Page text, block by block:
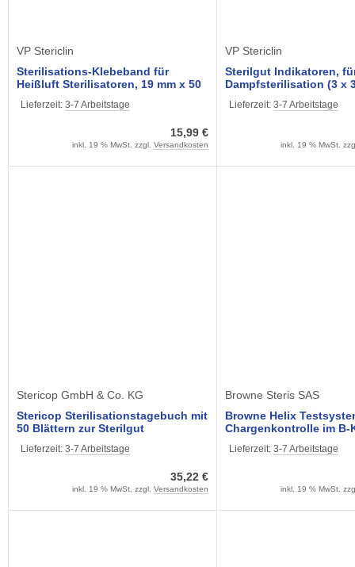
VP Stericlin
Sterilisations-Klebeband für
Heißluft Sterilisatoren, 19 mm x 50
Lieferzeit: 3-7 Arbeitstage
15,99 €
inkl. 19 % MwSt. zzgl. Versandkosten
VP Stericlin
Sterilgut Indikatoren,
Dampfsterilisation (3 x
Stericlin
Lieferzeit: 3-7 Arbeitstage
inkl. 19 % MwSt.
Stericop GmbH & Co. KG
Stericop Sterilisationstagebuch mit
50 Blättern zur Sterilgut
Lieferzeit: 3-7 Arbeitstage
35,22 €
inkl. 19 % MwSt. zzgl. Versandkosten
Browne Steris SAS
Browne Helix
Chargenkontrolle im B-
Teststreifen)
Lieferzeit: 3-7 Arbeitstage
inkl. 19 % MwSt.